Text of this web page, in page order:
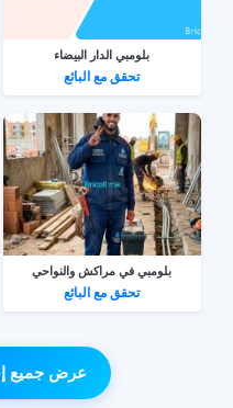
بلومبي الدار البيضاء
تحقق مع البائع
بلومبي في مراكش والنواحي
تحقق مع البائع
عرض جميع